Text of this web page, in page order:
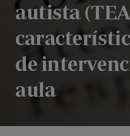
autista
de
aula